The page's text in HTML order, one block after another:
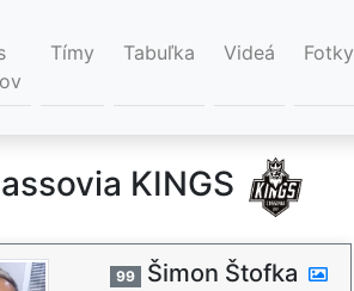
Tímy Tabuľka Videá Fotky
KINGS
99 Šimon Štofka